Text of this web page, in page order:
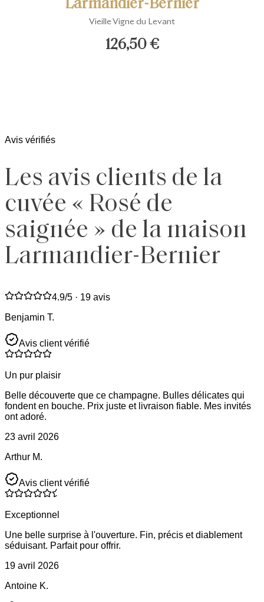
Larmandier-Bernier
Vieille Vigne du Levant
126,50 €
Avis vérifiés
Les avis clients de la
cuvée « Rosé de
saignée » de la maison
Larmandier-Bernier
4.9/5 · 19 avis
Benjamin T.
Avis client vérifié
Un pur plaisir
Belle découverte que ce champagne. Bulles délicates qui
fondent en bouche. Prix juste et livraison fiable. Mes invités
ont adoré.
23 avril 2026
Arthur M.
Avis client vérifié
Exceptionnel
Une belle surprise à l'ouverture. Fin, précis et diablement
séduisant. Parfait pour offrir.
19 avril 2026
Antoine K.